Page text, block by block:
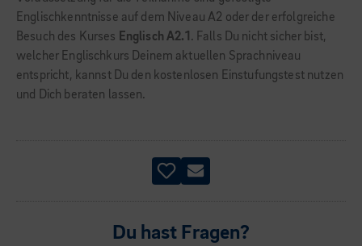
Englischkenntnisse auf dem Niveau A2 oder der erfolgreiche
Besuch des Kurses Englisch A2.1 . Falls Du nicht sicher bist,
welcher Englischkurs Deinem aktuellen Sprachniveau
entspricht, kannst Du den kostenlosen Einstufungstest nutzen
und Dich beraten lassen.
Du hast Fragen?